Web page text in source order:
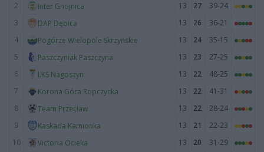
2
Inter Gnojnica 13 27
39-24
3
DAP Dębica 13 26
36-21
4
Pogórze Wielopole Skrzyńskie 13 24
35-15
5
Paszczyniak Paszczyna 13 23
27-25
6
LKS Nagoszyn 13 22
48-25
7
Korona Góra Ropczycka 13 22
41-31
8
Team Przecław 13 22
28-24
9
Kaskada Kamionka 13 21
22-23
10
Victoria Ocieka 13 20
31-29